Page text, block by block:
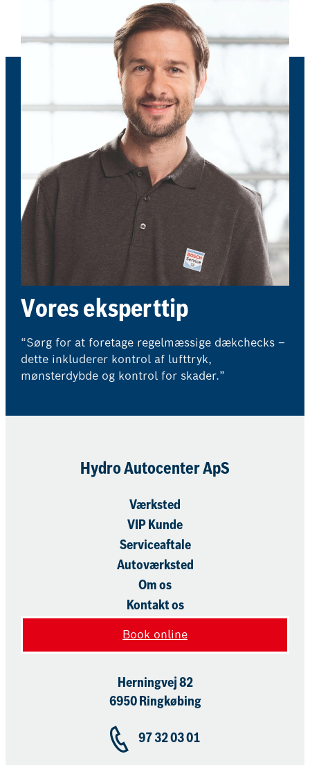
Vores eksperttip
“Sørg for at foretage regelmæssige dækchecks –
dette inkluderer kontrol af lufttryk,
mønsterdybde og kontrol for skader.”
Hydro Autocenter ApS
Værksted
VIP Kunde
Serviceaftale
Autoværksted
Om os
Kontakt os
Book online
Herningvej 82
6950 Ringkøbing
97 32 03 01